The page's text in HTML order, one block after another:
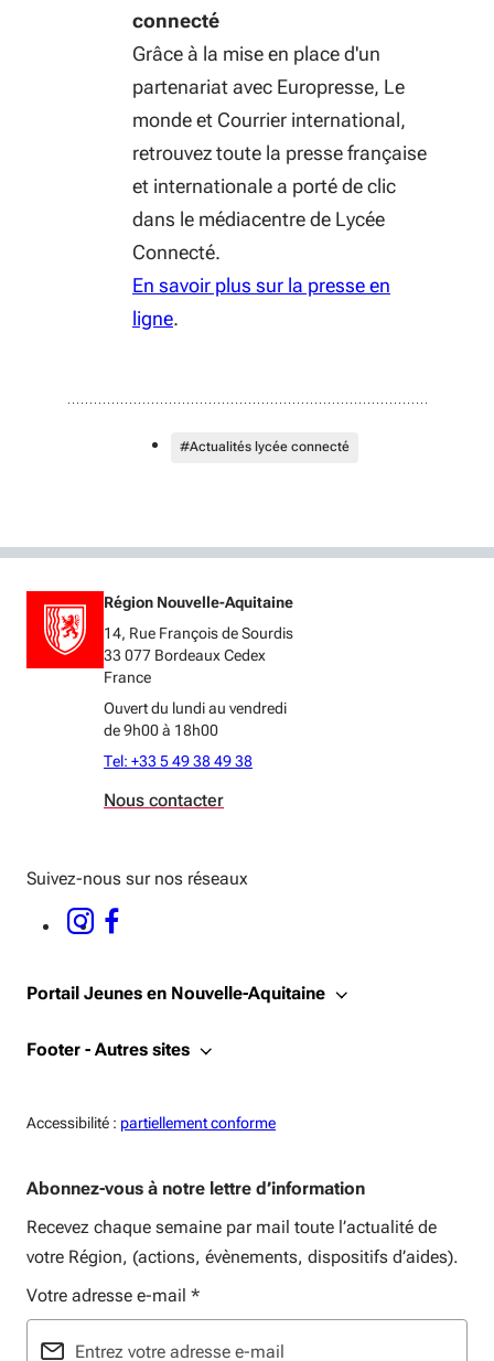
connecté
Grâce à la mise en place d'un
partenariat avec Europresse, Le
monde et Courrier international,
retrouvez toute la presse française
et internationale a porté de clic
dans le médiacentre de Lycée
Connecté.
En savoir plus sur la presse en
ligne.
#Actualités lycée connecté
Région Nouvelle-Aquitaine
14, Rue François de Sourdis
33 077 Bordeaux Cedex
France
Ouvert du lundi au vendredi
de 9h00 à 18h00
Tel: +33 5 49 38 49 38
Nous contacter
Suivez-nous sur nos réseaux
INSTAGRAM - OUVERTURE DANS UNE NOUVELLE FENÊTRE
FACEBOOK - OUVERTURE DANS UNE NOUVELLE FENÊTRE
Portail Jeunes en Nouvelle-Aquitaine
Footer - Autres sites
Accessibilité : Accessiblité:
partiellement conforme
Abonnez-vous à notre lettre d’information
Recevez chaque semaine par mail toute l’actualité de
votre Région, (actions, évènements, dispositifs d’aides).
Votre adresse e-mail *